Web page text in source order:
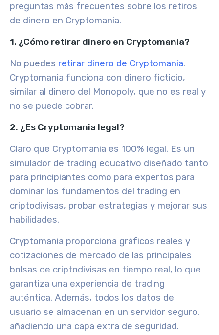
preguntas más frecuentes sobre los retiros
de dinero en Cryptomania.
1. ¿Cómo retirar dinero en Cryptomania?
No puedes retirar dinero de Cryptomania.
Cryptomania funciona con dinero ficticio,
similar al dinero del Monopoly, que no es real y
no se puede cobrar.
2. ¿Es Cryptomania legal?
Claro que Cryptomania es 100% legal. Es un
simulador de trading educativo diseñado tanto
para principiantes como para expertos para
dominar los fundamentos del trading en
criptodivisas, probar estrategias y mejorar sus
habilidades.
Cryptomania proporciona gráficos reales y
cotizaciones de mercado de las principales
bolsas de criptodivisas en tiempo real, lo que
garantiza una experiencia de trading
auténtica. Además, todos los datos del
usuario se almacenan en un servidor seguro,
añadiendo una capa extra de seguridad.